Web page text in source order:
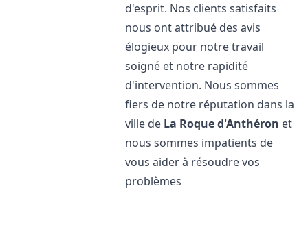
d'esprit. Nos clients satisfaits
nous ont attribué des avis
élogieux pour notre travail
soigné et notre rapidité
d'intervention. Nous sommes
fiers de notre réputation dans la
ville de La Roque d'Anthéron et
nous sommes impatients de
vous aider à résoudre vos
problèmes